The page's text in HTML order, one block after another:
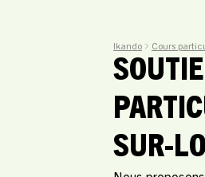
Ikando Cours
SUR-